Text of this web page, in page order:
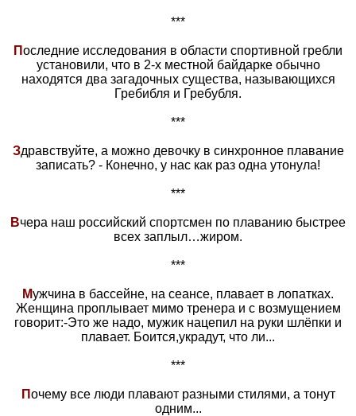
***
Последние исследования в области спортивной гребли
установили, что в 2-х местной байдарке обычно
находятся два загадочных существа, называющихся
Гребибля и Гребубля.
***
Здравствуйте, а можно девочку в синхронное плавание
записать? - Конечно, у нас как раз одна утонула!
***
Вчера наш российский спортсмен по плаванию быстрее
всех заплыл…жиром.
***
Мужчина в бассейне, на сеансе, плавает в лопатках.
Женщина проплывает мимо тренера и с возмущением
говорит:-Это же надо, мужик нацепил на руки шлёпки и
плавает. Боится,украдут, что ли...
***
Почему все люди плавают разными стилями, а тонут
одним...